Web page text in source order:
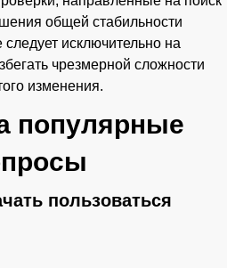
общей стабильности
исключительно на
чрезмерной сложности
изменения.
популярные
пользоваться